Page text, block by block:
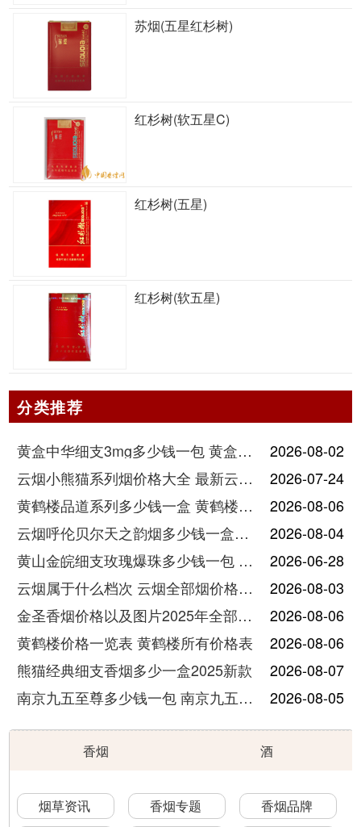
苏烟(五星红杉树)
红杉树(软五星C)
红杉树(五星)
红杉树(软五星)
分类推荐
黄盒中华细支3mg多少钱一包 黄盒中华细支3mg香烟价格查询
2026-08-02
云烟小熊猫系列烟价格大全 最新云烟小熊猫图片报价
2026-07-24
黄鹤楼品道系列多少钱一盒 黄鹤楼品道系列香烟价格表图片
2026-08-06
云烟呼伦贝尔天之韵烟多少钱一盒中支价格
2026-08-04
黄山金皖细支玫瑰爆珠多少钱一包 黄山金皖细支玫瑰爆珠2025最新价格
2026-06-28
云烟属于什么档次 云烟全部烟价格表大全
2026-08-03
金圣香烟价格以及图片2025年全部价格
2026-08-06
黄鹤楼价格一览表 黄鹤楼所有价格表
2026-08-06
熊猫经典细支香烟多少一盒2025新款
2026-08-07
南京九五至尊多少钱一包 南京九五至尊价格及图片
2026-08-05
香烟 酒
烟草资讯 香烟专题 香烟品牌